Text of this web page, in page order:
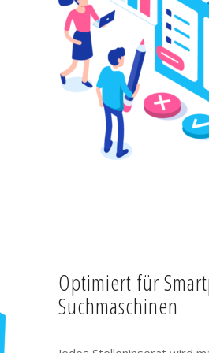
Optimiert für
Suchmaschinen